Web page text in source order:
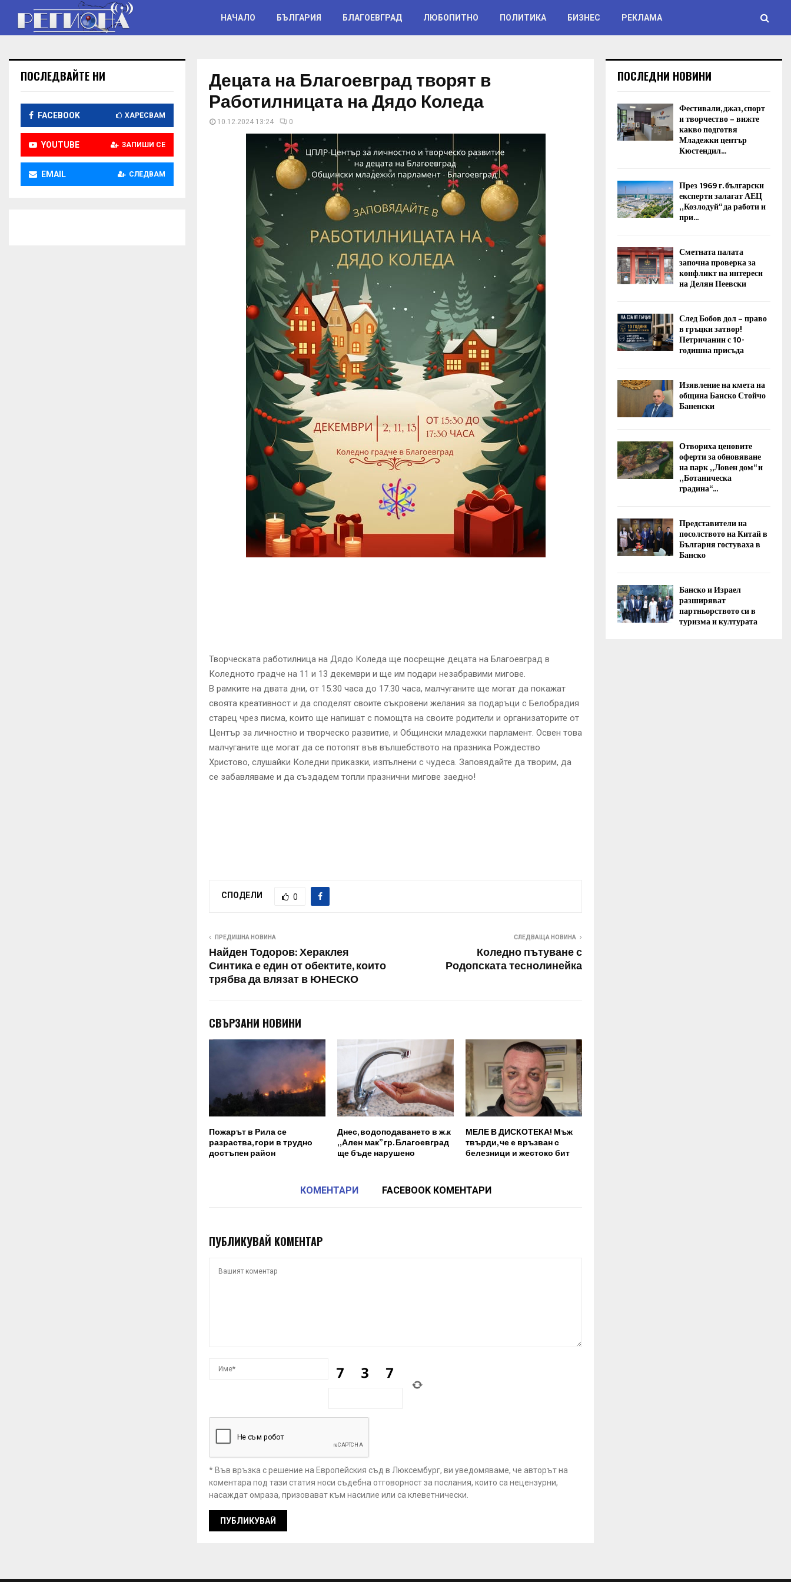
НАЧАЛО БЪЛГАРИЯ БЛАГОЕВГРАД ЛЮБОПИТНО ПОЛИТИКА БИЗНЕС РЕКЛАМА
Децата на Благоевград творят в
Работилницата на Дядо Коледа
10.12.2024 13:24 0
Творческата работилница на Дядо Коледа ще посрещне децата на Благоевград в
Коледното градче на 11 и 13 декември и ще им подари незабравими мигове.
В рамките на двата дни, от 15.30 часа до 17.30 часа, малчуганите ще могат да покажат
своята креативност и да споделят своите съкровени желания за подаръци с Белобрадия
старец чрез писма, които ще напишат с помощта на своите родители и организаторите от
Център за личностно и творческо развитие, и Общински младежки парламент. Освен това
малчуганите ще могат да се потопят във вълшебството на празника Рождество
Христово, слушайки Коледни приказки, изпълнени с чудеса. Заповядайте да творим, да
се забавляваме и да създадем топли празнични мигове заедно!
СПОДЕЛИ 0
ПРЕДИШНА НОВИНА
Найден Тодоров: Хераклея
Синтика е един от обектите, които
трябва да влязат в ЮНЕСКО
СЛЕДВАЩА НОВИНА
Коледно пътуване с
Родопската теснолинейка
СВЪРЗАНИ НОВИНИ
Пожарът в Рила се
разраства, гори в трудно
достъпен район
Днес, водоподаването в ж.к
„Ален мак” гр. Благоевград
ще бъде нарушено
МЕЛЕ В ДИСКОТЕКА! Мъж
твърди, че е връзван с
белезници и жестоко бит
КОМЕНТАРИ FACEBOOK КОМЕНТАРИ
ПУБЛИКУВАЙ КОМЕНТАР
* Във връзка с решение на Европейския съд в Люксембург, ви уведомяваме, че авторът на
коментара под тази статия носи съдебна отговорност за послания, които са нецензурни,
насаждат омраза, призовават към насилие или са клеветнически.
ПОСЛЕДВАЙТЕ НИ
FACEBOOK ХАРЕСВАМ
YOUTUBE ЗАПИШИ СЕ
EMAIL СЛЕДВАМ
ПОСЛЕДНИ НОВИНИ
Фестивали, джаз, спорт
и творчество – вижте
какво подготвя
Младежки център
Кюстендил...
През 1969 г. български
експерти залагат АЕЦ
„Козлодуй“ да работи и
при...
Сметната палата
започна проверка за
конфликт на интереси
на Делян Пеевски
След Бобов дол – право
в гръцки затвор!
Петричанин с 10-
годишна присъда
Изявление на кмета на
община Банско Стойчо
Баненски
Отвориха ценовите
оферти за обновяване
на парк „Ловен дом“ и
„Ботаническа
градина“...
Представители на
посолството на Китай в
България гостуваха в
Банско
Банско и Израел
разширяват
партньорството си в
туризма и културата